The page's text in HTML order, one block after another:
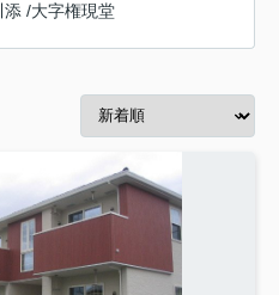
添 /大字権現堂